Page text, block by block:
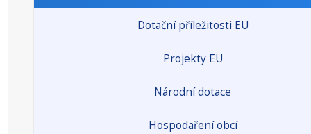
Dotační příležitosti EU
Projekty EU
Národní dotace
Hospodaření obcí